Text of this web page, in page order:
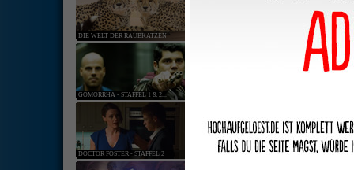
DIE WELT DER RAUBKATZEN
GOMORRHA - STAFFEL 1 & 2...
DOCTOR FOSTER - STAFFEL 2
keine
Universal Pictures und Paramount
08. Jan. 2020 | Kategorie: Software|0